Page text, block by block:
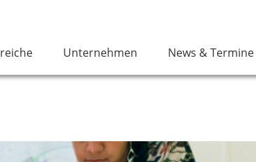
Unternehmen News & Termine